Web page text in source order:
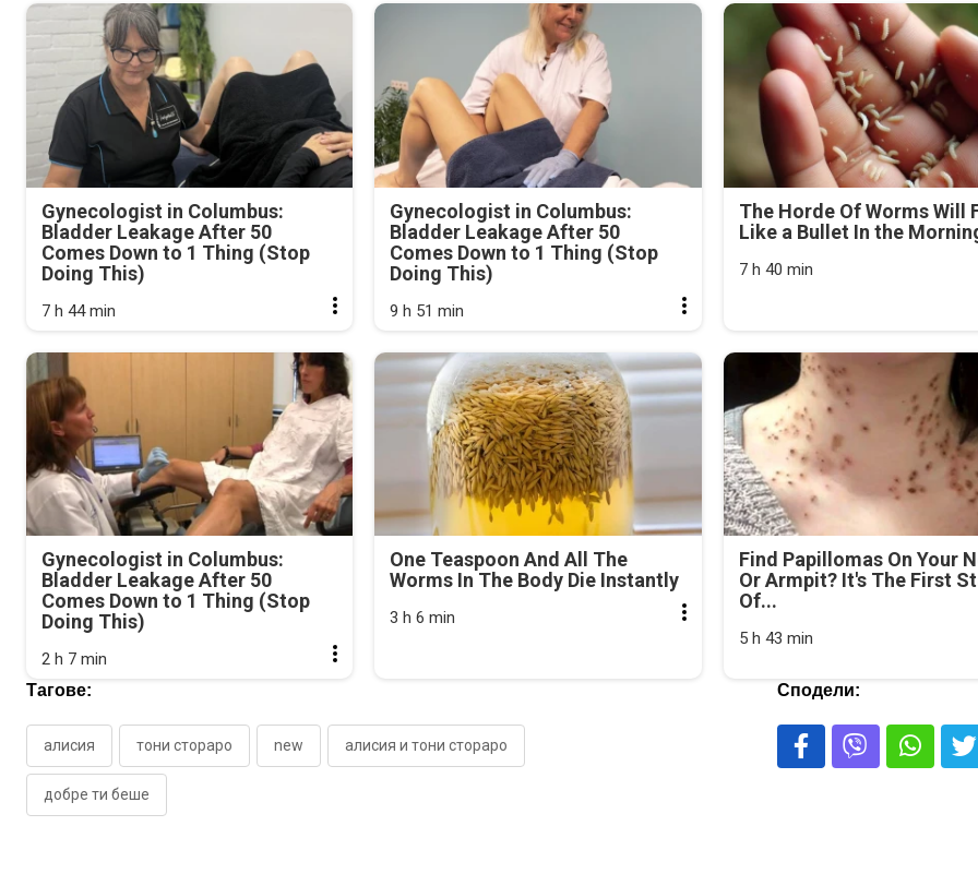
Gynecologist in Columbus:
Bladder Leakage After 50
Comes Down to 1 Thing (Stop
Doing This)
7 h 44 min
Gynecologist in Columbus:
Bladder Leakage After 50
Comes Down to 1 Thing (Stop
Doing This)
9 h 51 min
The Horde Of Worms Will
Like a Bullet In the
7 h 40 min
Gynecologist in Columbus:
Bladder Leakage After 50
Comes Down to 1 Thing (Stop
Doing This)
2 h 7 min
One Teaspoon And All The
Worms In The Body Die Instantly
3 h 6 min
Find Papillomas On Your
Or Armpit? It's The First
Of...
5 h 43 min
Тагове:
алисия тони стораро new алисия и тони стораро
добре ти беше
Сподели: